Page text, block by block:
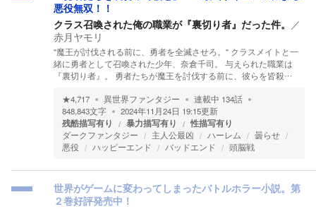
悪役無双！！
クラス召喚された俺の職業が『裏切り者』だった件。 ／
赤月ヤモリ
"魔王が討伐される前に、勇者を全滅させろ。" クラスメイトと一
緒に勇者として召喚された少年、奈倉千司。 与えられた職業は
『裏切り者』。 勇者たちが魔王を討伐する前に、彼らを皆殺…
★4,717 異世界ファンタジー 連載中 134話
848,843文字 2024年11月24日 19:15更新
残酷描写有り 暴力描写有り 性描写有り
ダークファンタジー 主人公最凶 ハーレム
曇らせ
悪役
ハッピーエンド バッドエンド 頭脳戦
世界がゲームに変わってしまったバトルホラー小説。第
２巻好評発売中！